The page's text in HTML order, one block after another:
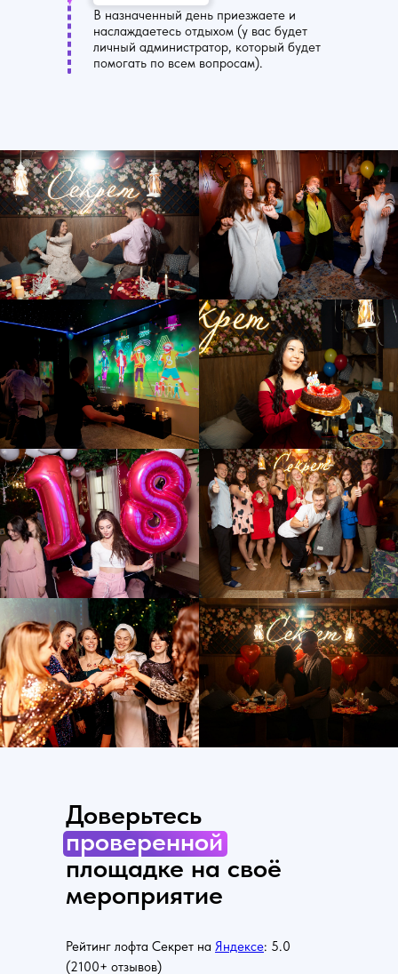
В назначенный день приезжаете и
наслаждаетесь отдыхом (у вас будет
личный администратор, который будет
помогать по всем вопросам).
Доверьтесь
проверенной
площадке на своё
мероприятие
Рейтинг лофта Секрет на Яндексе: 5.0
(2100+ отзывов)